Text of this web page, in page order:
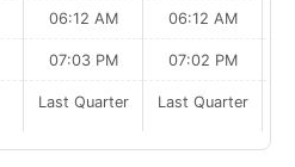
06:12 AM
07:03 PM
Last Quarter
06:12 AM
07:02 PM
Last Quarter